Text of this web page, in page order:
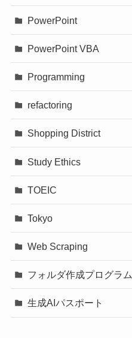
PowerPoint
PowerPoint VBA
Programming
refactoring
Shopping District
Study Ethics
TOEIC
Tokyo
Web Scraping
フォルダ作成プログラム
生成AIパスポート